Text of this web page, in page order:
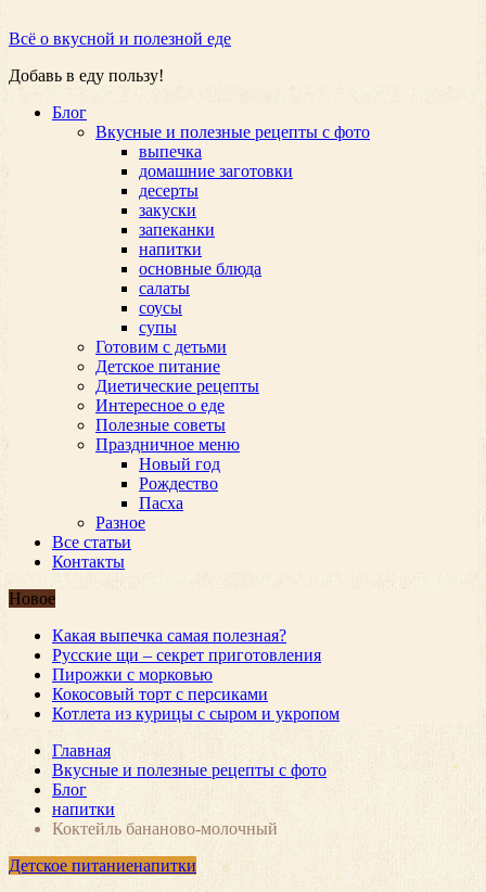
Всё о вкусной и полезной еде
Добавь в еду пользу!
Блог
Вкусные и полезные рецепты с фото
выпечка
домашние заготовки
десерты
закуски
запеканки
напитки
основные блюда
салаты
соусы
супы
Готовим с детьми
Детское питание
Диетические рецепты
Интересное о еде
Полезные советы
Праздничное меню
Новый год
Рождество
Пасха
Разное
Все статьи
Контакты
Новое
Какая выпечка самая полезная?
Русские щи – секрет приготовления
Пирожки с морковью
Кокосовый торт с персиками
Котлета из курицы с сыром и укропом
Главная
Вкусные и полезные рецепты с фото
Блог
напитки
Коктейль бананово-молочный
Детское питаниенапитки